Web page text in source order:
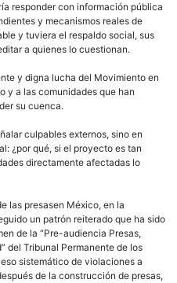
responder con información pública
y mecanismos reales de
y tuviera el respaldo social, sus
a quienes lo cuestionan.
y digna lucha del Movimiento en
y a las comunidades que han
su cuenca.
culpables externos, sino en
¿por qué, si el proyecto es tan
directamente afectadas lo
las presasen México, en la
un patrón reiterado que ha sido
de la “Pre-audiencia Presas,
del Tribunal Permanente de los
sistemático de violaciones a
de la construcción de presas,